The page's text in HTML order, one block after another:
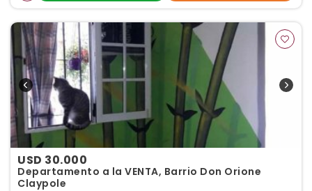
USD 30.000
Departamento a la VENTA, Barrio Don Orione
Claypole